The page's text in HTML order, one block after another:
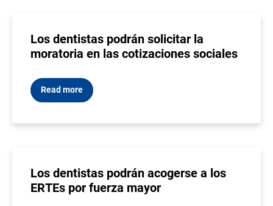
Los dentistas podrán solicitar la
moratoria en las cotizaciones sociales
Read more
Los dentistas podrán acogerse a los
ERTEs por fuerza mayor